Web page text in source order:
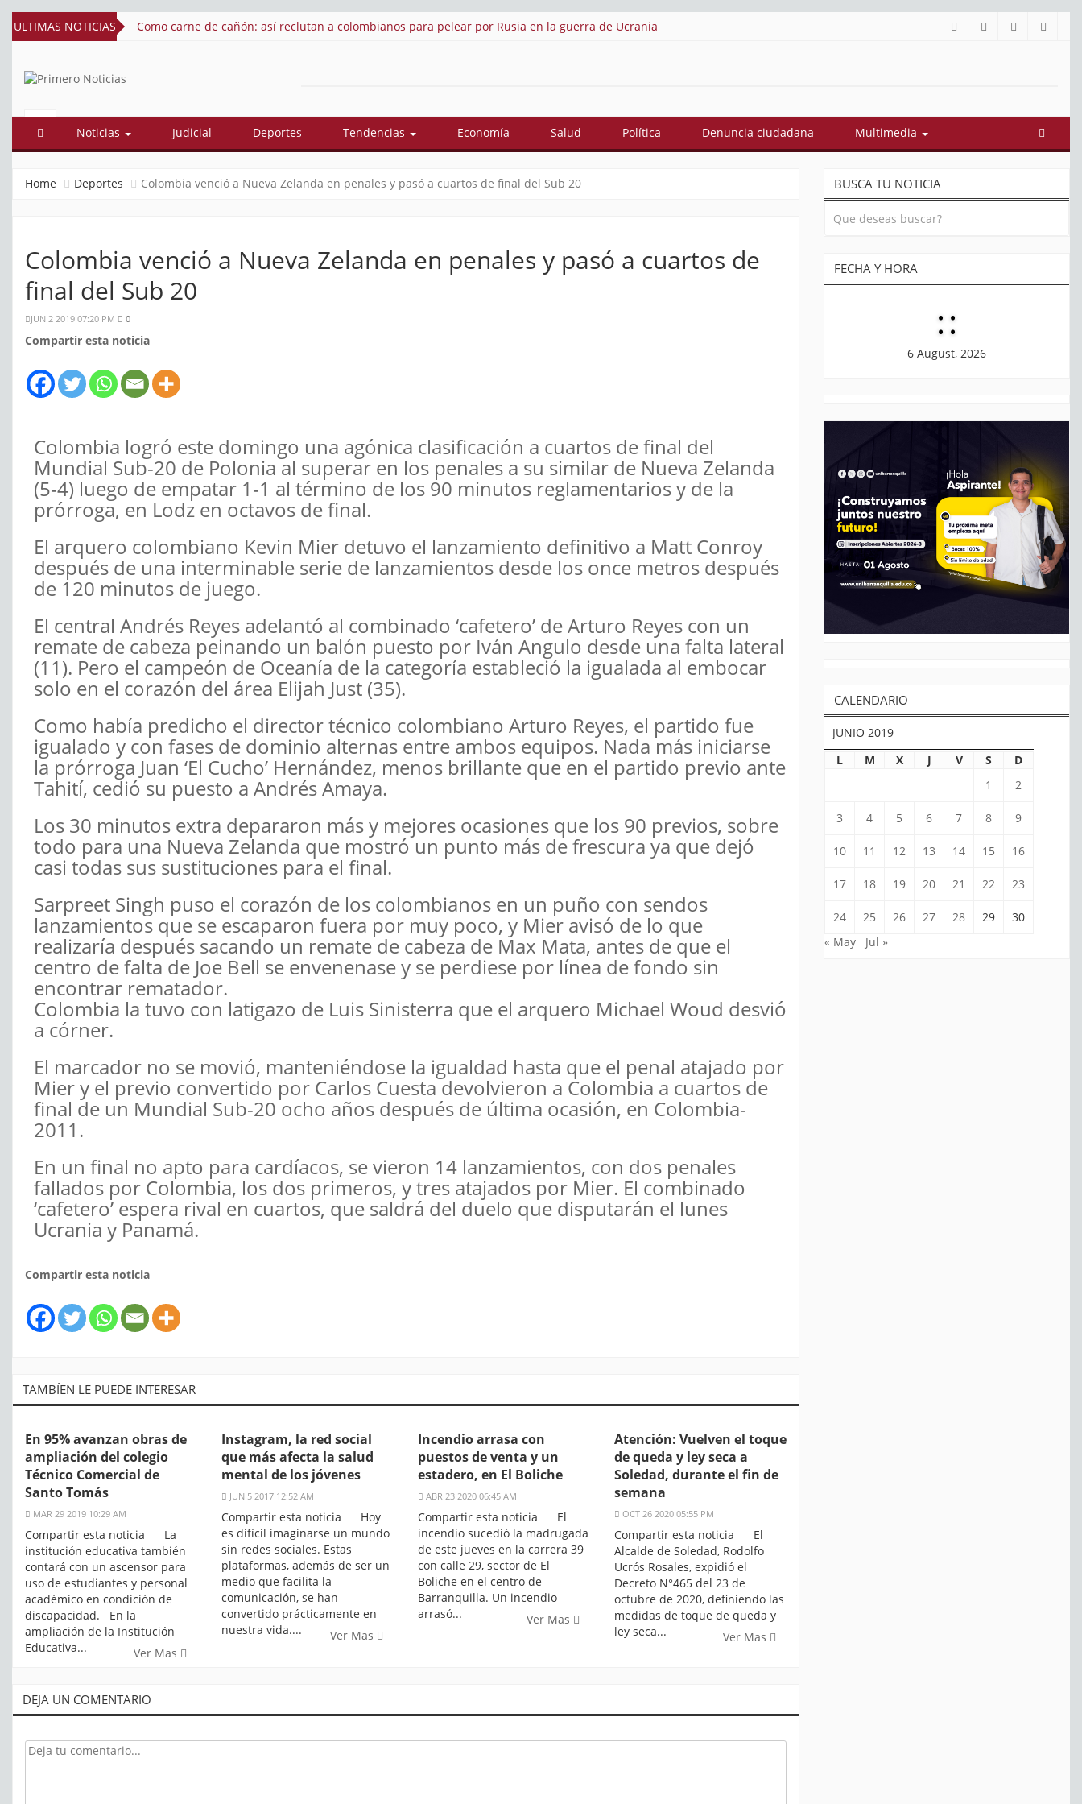
ULTIMAS NOTICIAS Como carne de cañón: así reclutan a colombianos para pelear por Rusia en la guerra de Ucrania Así quedó conformado el gabinete de Abelardo De La Espriella:
NOTICIAS
Noticias Judicial Deportes Tendencias Economía Salud Política Denuncia ciudadana Multimedia
Home Deportes Colombia venció a Nueva Zelanda en penales y pasó a cuartos de final del Sub 20
Colombia venció a Nueva Zelanda en penales y pasó a cuartos de
final del Sub 20
JUN 2 2019 07:20 PM 0
Compartir esta noticia
Colombia logró este domingo una agónica clasificación a cuartos de final del
Mundial Sub-20 de Polonia al superar en los penales a su similar de Nueva Zelanda
(5-4) luego de empatar 1-1 al término de los 90 minutos reglamentarios y de la
prórroga, en Lodz en octavos de final.
El arquero colombiano Kevin Mier detuvo el lanzamiento definitivo a Matt Conroy
después de una interminable serie de lanzamientos desde los once metros después
de 120 minutos de juego.
El central Andrés Reyes adelantó al combinado ‘cafetero’ de Arturo Reyes con un
remate de cabeza peinando un balón puesto por Iván Angulo desde una falta lateral
(11). Pero el campeón de Oceanía de la categoría estableció la igualada al embocar
solo en el corazón del área Elijah Just (35).
Como había predicho el director técnico colombiano Arturo Reyes, el partido fue
igualado y con fases de dominio alternas entre ambos equipos. Nada más iniciarse
la prórroga Juan ‘El Cucho’ Hernández, menos brillante que en el partido previo ante
Tahití, cedió su puesto a Andrés Amaya.
Los 30 minutos extra depararon más y mejores ocasiones que los 90 previos, sobre
todo para una Nueva Zelanda que mostró un punto más de frescura ya que dejó
casi todas sus sustituciones para el final.
Sarpreet Singh puso el corazón de los colombianos en un puño con sendos
lanzamientos que se escaparon fuera por muy poco, y Mier avisó de lo que
realizaría después sacando un remate de cabeza de Max Mata, antes de que el
centro de falta de Joe Bell se envenenase y se perdiese por línea de fondo sin
encontrar rematador.
Colombia la tuvo con latigazo de Luis Sinisterra que el arquero Michael Woud desvió
a córner.
El marcador no se movió, manteniéndose la igualdad hasta que el penal atajado por
Mier y el previo convertido por Carlos Cuesta devolvieron a Colombia a cuartos de
final de un Mundial Sub-20 ocho años después de última ocasión, en Colombia-
2011.
En un final no apto para cardíacos, se vieron 14 lanzamientos, con dos penales
fallados por Colombia, los dos primeros, y tres atajados por Mier. El combinado
‘cafetero’ espera rival en cuartos, que saldrá del duelo que disputarán el lunes
Ucrania y Panamá.
Compartir esta noticia
TAMBÍEN LE PUEDE INTERESAR
En 95% avanzan obras de
ampliación del colegio
Técnico Comercial de
Santo Tomás
MAR 29 2019 10:29 AM
Compartir esta noticia La
institución educativa también
contará con un ascensor para
uso de estudiantes y personal
académico en condición de
discapacidad. En la
ampliación de la Institución
Educativa...
Ver Mas
Instagram, la red social
que más afecta la salud
mental de los jóvenes
JUN 5 2017 12:52 AM
Compartir esta noticia Hoy
es difícil imaginarse un mundo
sin redes sociales. Estas
plataformas, además de ser un
medio que facilita la
comunicación, se han
convertido prácticamente en
nuestra vida....
Ver Mas
Incendio arrasa con
puestos de venta y un
estadero, en El Boliche
ABR 23 2020 06:45 AM
Compartir esta noticia El
incendio sucedió la madrugada
de este jueves en la carrera 39
con calle 29, sector de El
Boliche en el centro de
Barranquilla. Un incendio
arrasó...
Ver Mas
Atención: Vuelven el toque
de queda y ley seca a
Soledad, durante el fin de
semana
OCT 26 2020 05:55 PM
Compartir esta noticia El
Alcalde de Soledad, Rodolfo
Ucrós Rosales, expidió el
Decreto N°465 del 23 de
octubre de 2020, definiendo las
medidas de toque de queda y
ley seca...
Ver Mas
DEJA UN COMENTARIO
BUSCA TU NOTICIA
FECHA Y HORA
::
6 August, 2026
CALENDARIO
JUNIO 2019
L
M X J V S
D
1
2
3 4 5 6 7 8 9
10 11 12 13 14 15 16
17 18 19 20 21 22 23
24 25 26 27 28 29
30
« May
Jul »